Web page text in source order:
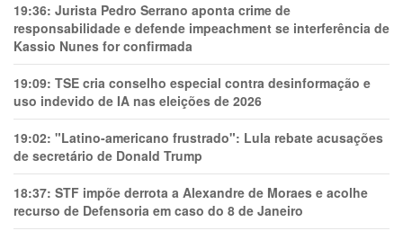
19:36: Jurista Pedro Serrano aponta crime de
responsabilidade e defende impeachment se interferência de
Kassio Nunes for confirmada
19:09: TSE cria conselho especial contra desinformação e
uso indevido de IA nas eleições de 2026
19:02: "Latino-americano frustrado": Lula rebate acusações
de secretário de Donald Trump
18:37: STF impõe derrota a Alexandre de Moraes e acolhe
recurso de Defensoria em caso do 8 de Janeiro